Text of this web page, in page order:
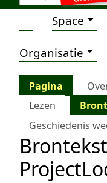
Space
Organisatie
Pagina
Lezen
Geschiedenis